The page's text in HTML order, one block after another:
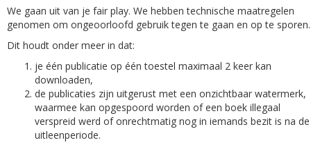
We gaan uit van je fair play. We hebben technische maatregelen
genomen om ongeoorloofd gebruik tegen te gaan en op te sporen.
Dit houdt onder meer in dat:
je één publicatie op één toestel maximaal 2 keer kan
downloaden,
de publicaties zijn uitgerust met een onzichtbaar watermerk,
waarmee kan opgespoord worden of een boek illegaal
verspreid werd of onrechtmatig nog in iemands bezit is na de
uitleenperiode.